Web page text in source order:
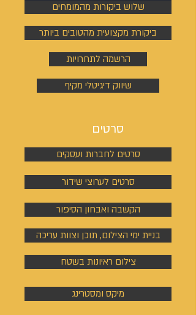
שלוש ביקורות מהמומחים
ביקורת מקצועית מהטובים ביותר
הרשמה לתחרויות
שיווק דיגיטלי מקיף
סרטים
סרטים לחברות ועסקים
סרטים לערוצי שידור
הקשבה ואבחון הסיפור
בניית ימי הצילום, תוכן וצוות עריכה
צילום ראיונות בשטח
מיקס ומסטרינג